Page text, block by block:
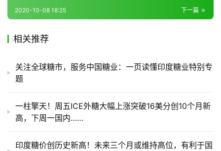
链
产
储
运
下一篇
2020-10-08 18:25
相关推荐
关注全球糖市，服务中国糖业：一页读懂印度糖业特别专
题
一柱擎天！周五ICE外糖大幅上涨突破16美分创10个月新
高，下周一国内……
印度糖价创历史新高！未来三个月或维持高位，有利于国